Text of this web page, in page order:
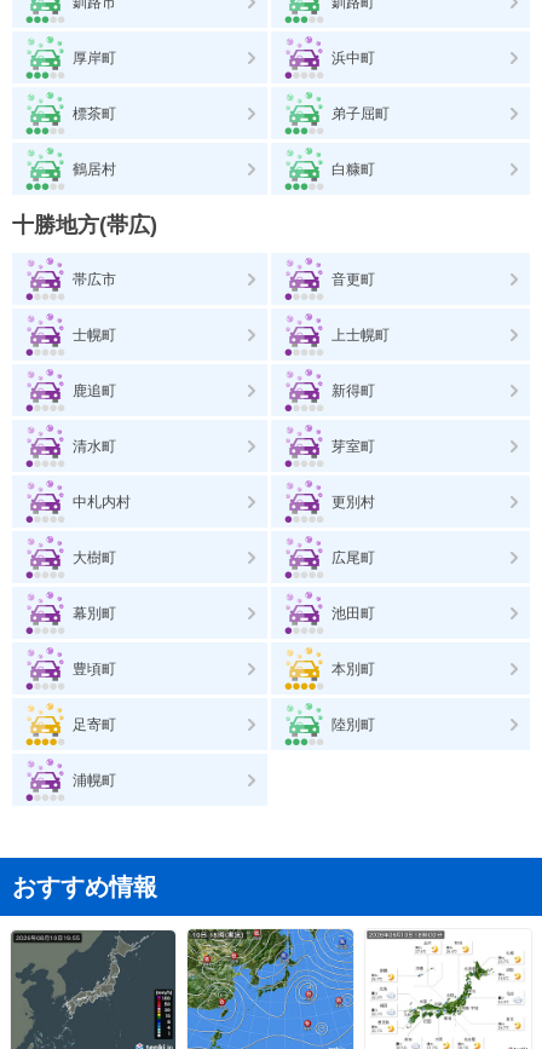
厚岸町 浜中町
標茶町 弟子屈町
鶴居村 白糠町
十勝地方(帯広)
帯広市 音更町
士幌町 上士幌町
鹿追町 新得町
清水町 芽室町
中札内村 更別村
大樹町 広尾町
幕別町 池田町
豊頃町 本別町
足寄町 陸別町
浦幌町
おすすめ情報